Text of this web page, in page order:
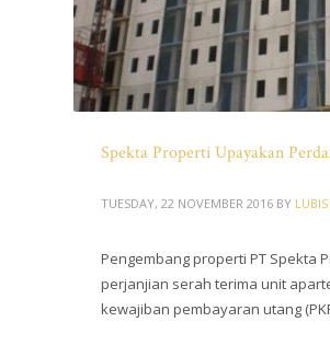
Spekta Properti Upayakan
TUESDAY, 22 NOVEMBER 2016 BY
Pengembang properti PT Spekta
perjanjian serah terima unit
kewajiban pembayaran utang